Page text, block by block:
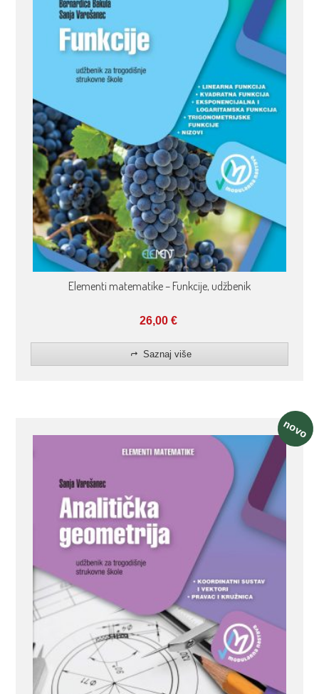
Elementi matematike – Funkcije, udžbenik
26,00 €
Saznaj više
novo